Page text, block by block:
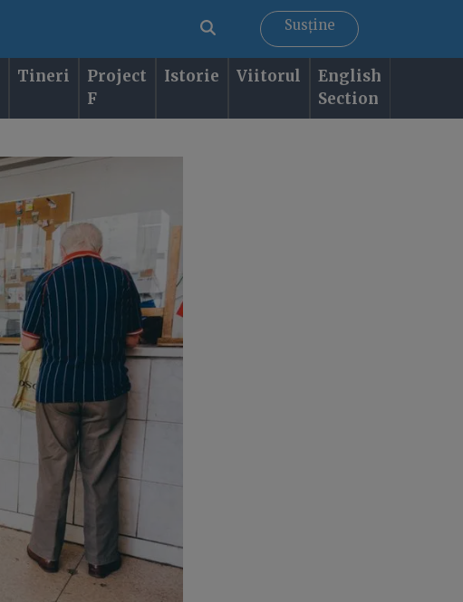
Susține
Tineri
Project
F
Istorie Viitorul
English
Section